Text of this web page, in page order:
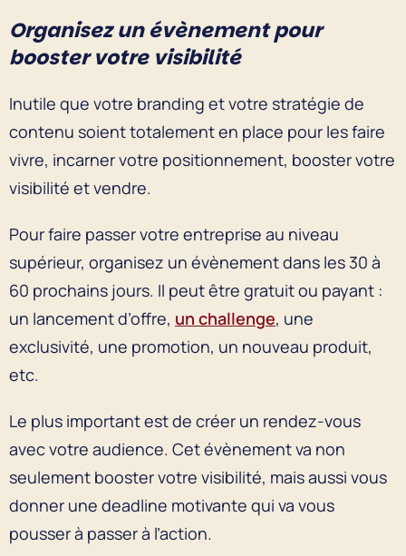
Organisez un évènement pour
booster votre visibilité
Inutile que votre branding et votre stratégie de
contenu soient totalement en place pour les faire
vivre, incarner votre positionnement, booster votre
visibilité et vendre.
Pour faire passer votre entreprise au niveau
supérieur, organisez un évènement dans les 30 à
60 prochains jours. Il peut être gratuit ou payant :
un lancement d’offre, un challenge, une
exclusivité, une promotion, un nouveau produit,
etc.
Le plus important est de créer un rendez-vous
avec votre audience. Cet évènement va non
seulement booster votre visibilité, mais aussi vous
donner une deadline motivante qui va vous
pousser à passer à l’action.